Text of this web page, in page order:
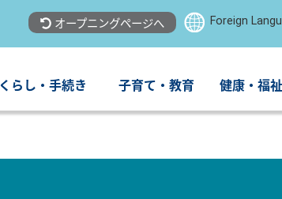
オープニングページへ Foreign
くらし・手続き 子育て・教育 健康・福